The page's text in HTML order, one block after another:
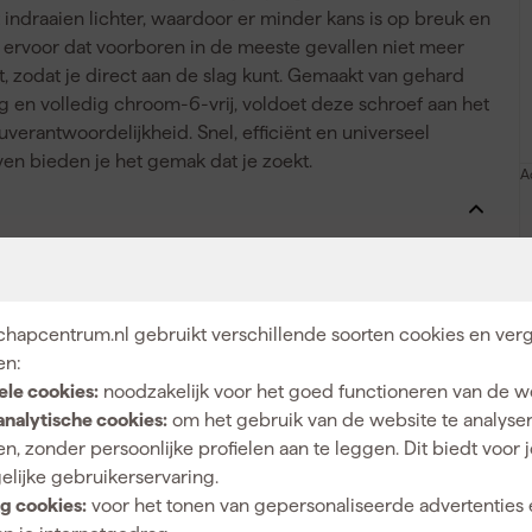
gebruikt verschillende soorten cookies en
cookies: noodzakelijk voor het goed functioneren van de
cookies: om het gebruik van de website te
zonder persoonlijke profielen aan te leggen. Dit biedt voor
gebruikerservaring.
cookies: voor het tonen van gepersonaliseerde advertenties
lichter, waardoor er minder kans is op breuk en
dat voorboren in de meeste gevallen niet meer
je direct aan de slag kunt. Gemaakt van gehard
en volledig chroom-6-vrij, voldoet deze schroef aan het
Snel, efficiënt en universeel
bieden je het gemak dat je zoekt.
TX10
200
Verzinkt